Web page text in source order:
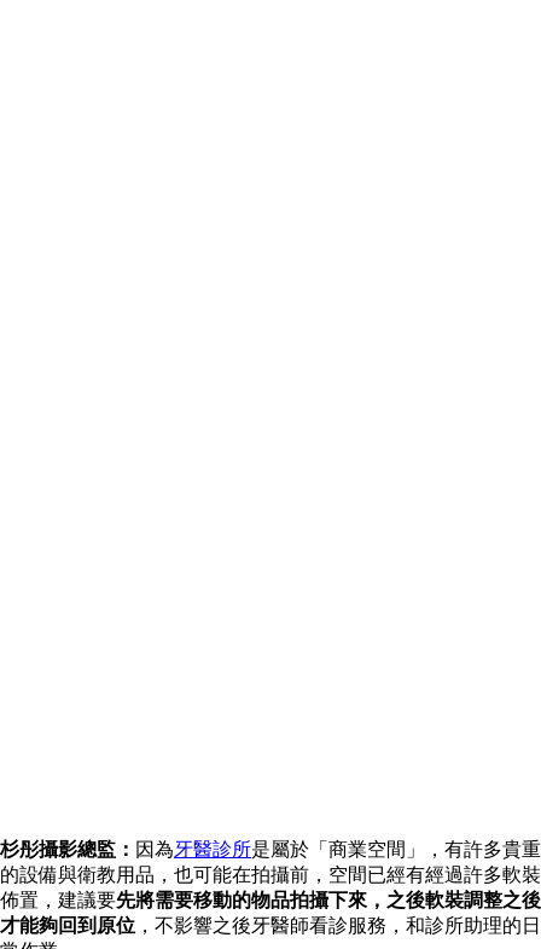
杉彤攝影總監： 因為牙醫診所是屬於「商業空間」，有許多貴重
的設備與衛教用品，也可能在拍攝前，空間已經有經過許多軟裝
佈置，建議要先將需要移動的物品拍攝下來，之後軟裝調整之後
才能夠回到原位 ，不影響之後牙醫師看診服務，和診所助理的日